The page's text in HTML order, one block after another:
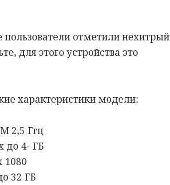
пользователи отметили нехитрый
для этого устройства это
характеристики модели:
2,5 Ггц
до 4- ГБ
1080
32 ГБ